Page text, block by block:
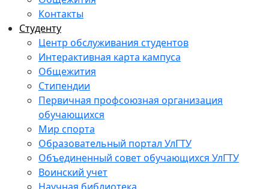
Контакты
Студенту
Центр обслуживания студентов
Интерактивная карта кампуса
Общежития
Стипендии
Первичная профсоюзная организация
обучающихся
Мир спорта
Образовательный портал УлГТУ
Объединенный совет обучающихся УлГТУ
Воинский учет